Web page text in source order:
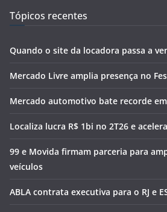
Tópicos recentes
Quando o site da locadora passa a
Mercado Livre amplia presença no
Mercado automotivo bate recorde
Localiza lucra R$ 1bi no 2T26 e
99 e Movida firmam parceria para
veículos
ABLA contrata executiva para o RJ e